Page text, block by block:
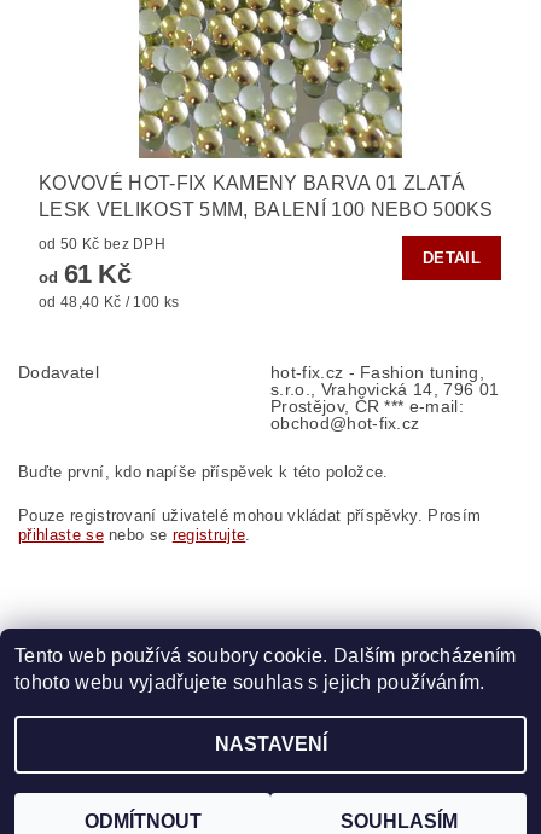
KOVOVÉ HOT-FIX KAMENY BARVA 01 ZLATÁ
LESK VELIKOST 5MM, BALENÍ 100 NEBO 500KS
od 50 Kč bez DPH
od 61 Kč
od 48,40 Kč / 100 ks
DETAIL
Dodavatel
hot-fix.cz - Fashion tuning,
s.r.o., Vrahovická 14, 796 01
Prostějov, ČR *** e-mail:
obchod@hot-fix.cz
Buďte první, kdo napíše příspěvek k této položce.
Pouze registrovaní uživatelé mohou vkládat příspěvky. Prosím
přihlaste senebo se registrujte
Zboží.cz | Heureka.cz | Vyšívací.cz | Crystalstyle.cz
2026 ©HOT-FIX, všechna práva vyhrazena
Tento web používá soubory cookie. Dalším procházením
tohoto webu vyjadřujete souhlas s jejich používáním.
NASTAVENÍ
ODMÍTNOUT SOUHLASÍM